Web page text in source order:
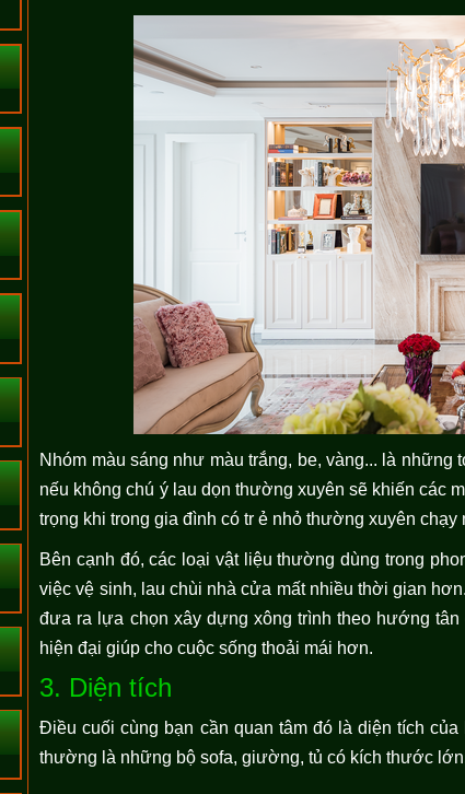
Nhóm màu sáng như màu trắng, be, vàng... là
nếu không chú ý lau dọn thường xuyên sẽ khiến các
trọng khi trong gia đình có tr ẻ nhỏ thường xuyên chạy
Bên cạnh đó, các loại vật liệu thường dùng trong
việc vệ sinh, lau chùi nhà cửa mất nhiều thời gian
đưa ra lựa chọn xây dựng xông trình theo hướng
hiện đại giúp cho cuộc sống thoải mái hơn.
3. Diện tích
Điều cuối cùng bạn cần quan tâm đó là diện tích
thường là những bộ sofa, giường, tủ có kích thước